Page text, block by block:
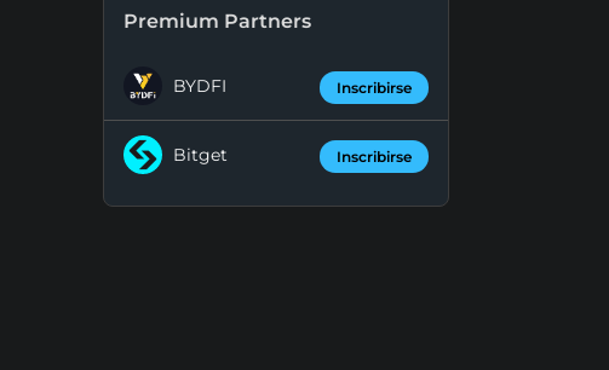
Premium Partners
BYDFI Inscribirse
Bitget Inscribirse